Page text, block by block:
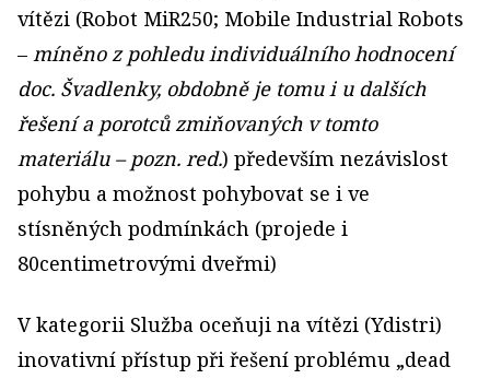
vítězi (Robot MiR250; Mobile Industrial Robots
– míněno z pohledu individuálního hodnocení
doc. Švadlenky, obdobně je tomu i u dalších
řešení a porotců zmiňovaných v tomto
materiálu – pozn. red.) především nezávislost
pohybu a možnost pohybovat se i ve
stísněných podmínkách (projede i
80centimetrovými dveřmi)
V kategorii Služba oceňuji na vítězi (Ydistri)
inovativní přístup při řešení problému „dead